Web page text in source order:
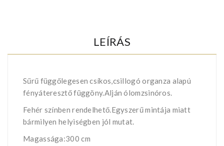
LEÍRÁS
Sűrű függőlegesen csíkos,csillogó organza alapú
fényáteresztő függöny.Alján ólomzsinóros.
Fehér színben rendelhető.Egyszerű mintája miatt
bármilyen helyiségben jól mutat.
Magassága:300 cm